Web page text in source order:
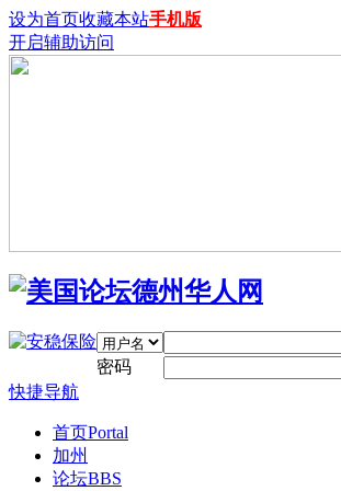
设为首页收藏本站手机版
开启辅助访问
密码
快捷导航
首页Portal
加州
论坛BBS